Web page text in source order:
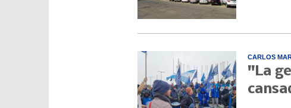
CARLOS
"La